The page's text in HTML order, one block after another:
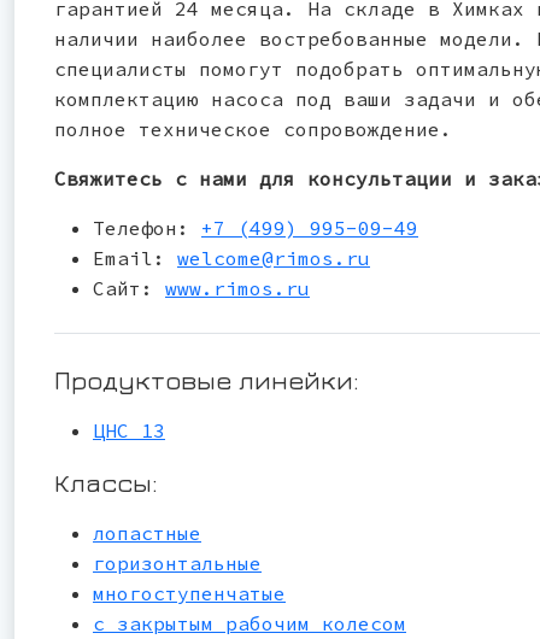
гарантией 24 месяца. На складе в Химках
наличии наиболее востребованные модели.
специалисты помогут подобрать
комплектацию насоса под ваши задачи и
полное техническое сопровождение.
Свяжитесь с нами для консультации и
Телефон: +7 (499) 995-09-49
Email: welcome@rimos.ru
Сайт: www.rimos.ru
Продуктовые линейки:
ЦНС 13
Классы:
лопастные
горизонтальные
многоступенчатые
с закрытым рабочим колесом